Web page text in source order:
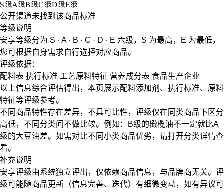
S级A级B级C级D级E级
公开渠道未找到该商品标准
等级说明
安享等级分为 S · A · B · C · D · E 六级， S 为最高， E 为最低，
您可根据自身需求自行选择对应商品。
评级依据：
配料表 执行标准 工艺原料特征 营养成分表 食品生产企业
以上信息综合评估得出，本页展示配料添加剂 、 执行标准、 原料
特征等评级参考。
不同商品特性存在差异，不具可比性，评级仅在 同类商品下区分
高低，不同分类间不做比较。例如：B级的橄榄油不一定就比A
级的大豆油差。如需对比不同小类商品优劣，请打开分类详情查
看。
补充说明
安享评级由系统独立评出，仅依赖商品信息， 与品牌商无关。评
级可能随商品更新（信息完善、迭代）有细微变动，如有异议可